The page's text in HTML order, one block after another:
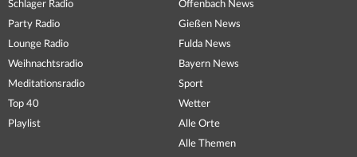
Schlager Radio
Party Radio
Lounge Radio
Weihnachtsradio
Meditationsradio
Top 40
Playlist
Offenbach News
Gießen News
Fulda News
Bayern News
Sport
Wetter
Alle Orte
Alle Themen